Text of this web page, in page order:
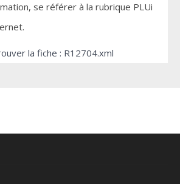
se référer à la rubrique PLUi
la fiche : R12704.xml